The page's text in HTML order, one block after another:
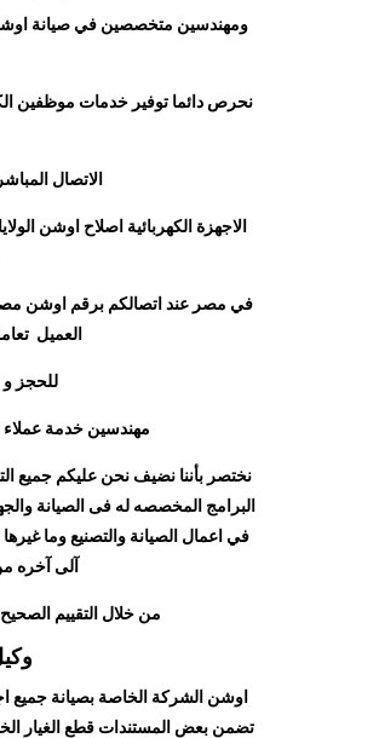
ومهندسين متخصصين في صيانة
نحرص دائما توفير خدمات موظفين
الاتصال
الاجهزة الكهربائية اصلاح اوشن
في مصر عند اتصالكم برقم اوشن
العميل
للحجز و
مهندسين خدمة عملاء
نختصر بأننا نضيف نحن عليكم جميع
البرامج المخصصه له فى الصيانة
في اعمال الصيانة والتصنيع وما
آلى آخره
من خلال التقييم الصحيح
اوشن الشركة الخاصة بصيانة جميع
تضمن بعض المستندات قطع الغيار